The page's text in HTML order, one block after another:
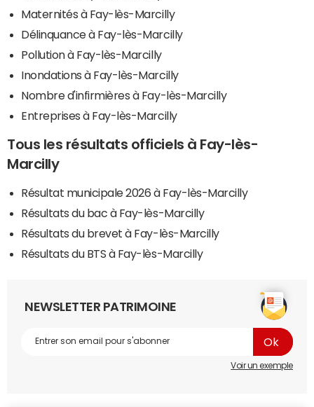
Maternités à Fay-lès-Marcilly
Délinquance à Fay-lès-Marcilly
Pollution à Fay-lès-Marcilly
Inondations à Fay-lès-Marcilly
Nombre d'infirmières à Fay-lès-Marcilly
Entreprises à Fay-lès-Marcilly
Tous les résultats officiels à Fay-lès-
Marcilly
Résultat municipale 2026 à Fay-lès-Marcilly
Résultats du bac à Fay-lès-Marcilly
Résultats du brevet à Fay-lès-Marcilly
Résultats du BTS à Fay-lès-Marcilly
NEWSLETTER PATRIMOINE
Voir un exemple